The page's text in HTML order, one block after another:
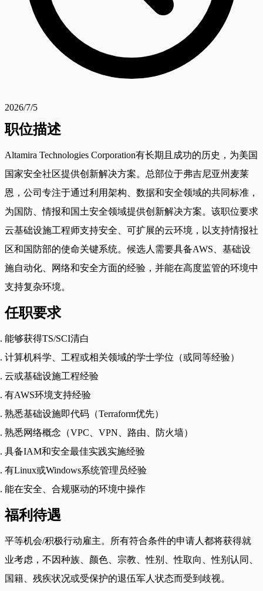
2026/7/5
职位描述
Altamira Technologies Corporation有长期且成功的历史，为美国
国家安全社区提供创新解决方案。总部位于弗吉尼亚州麦莱
恩，公司专注于通过利用架构、数据和安全领域的共同标准，
为国防、情报和国土安全领域提供创新解决方案。该职位要求
云基础设施工程师支持安全、可扩展的云环境，以支持情报社
区和国防部的使命关键系统。候选人需要具备AWS、基础设
施自动化、网络和安全方面的经验，并能在高度监管的环境中
支持复杂环境。
任职要求
能够获得TS/SCI清白
计算机科学、工程或相关领域的学士学位（或同等经验）
云或基础设施工程经验
有AWS环境支持经验
熟悉基础设施即代码（Terraform优先）
熟悉网络概念（VPC、VPN、路由、防火墙）
具备IAM和安全最佳实践实施经验
有Linux或Windows系统管理员经验
能在安全、合规驱动的环境中操作
福利待遇
平等机会/积极行动雇主。所有符合条件的申请人都将获得就
业考虑，不因种族、颜色、宗教、性别、性取向、性别认同、
国籍、残疾状况或受保护的退伍军人状态而受到歧视。